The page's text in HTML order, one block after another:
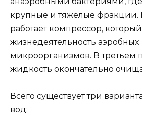
крупные и тяжелые фракции.
работает компрессор,
жизнедеятельность аэробных
микроорганизмов. В
жидкость окончательно
Всего существует три
вод: